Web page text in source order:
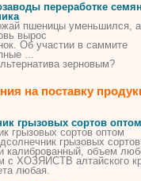
переработке
пшеницы уменьшился, а
вырос
Об участии в саммите
...
зерновым?
на поставку
грызовых сортов оптом
грызовых сортов оптом
грызовых сортов
калиброванный, объем
с ХОЗЯЙСТВ алтайского
любая.